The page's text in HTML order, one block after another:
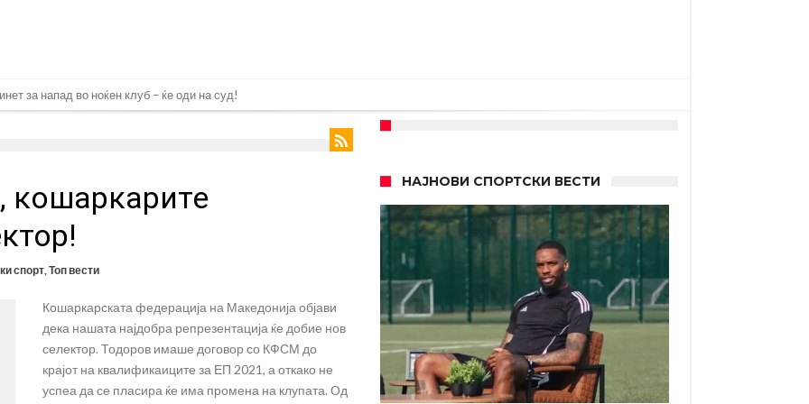
за напад во ноќен клуб – ќе оди на суд!
Родри ќе стане новиот фудбалер на Барселона
во „војна“ поради фудбалер вреден 69 милиони евра!
сè досега го поддржал?
разнесам Меси со четири бомби“
евра, но не го затвора паричникот – ќе има уште засилувања!
да ја отвори касата, дали има 100.000.000 евра за да ги задоволи Германците?
од планетата најдобро покажува кој е и што е Лука Модриќ
Сен Жермен
кошаркарите
спорт, Топ вести
Кошаркарската федерација на Македонија објави
дека нашата најдобра репрезентација ќе добие нов
селектор. Тодоров имаше договор со КФСМ до
крајот на квалификаиците за ЕП 2021, а откако не
успеа да се пласира ќе има промена на клупата. Од
НАЈНОВИ СПОРТСКИ ВЕСТИ